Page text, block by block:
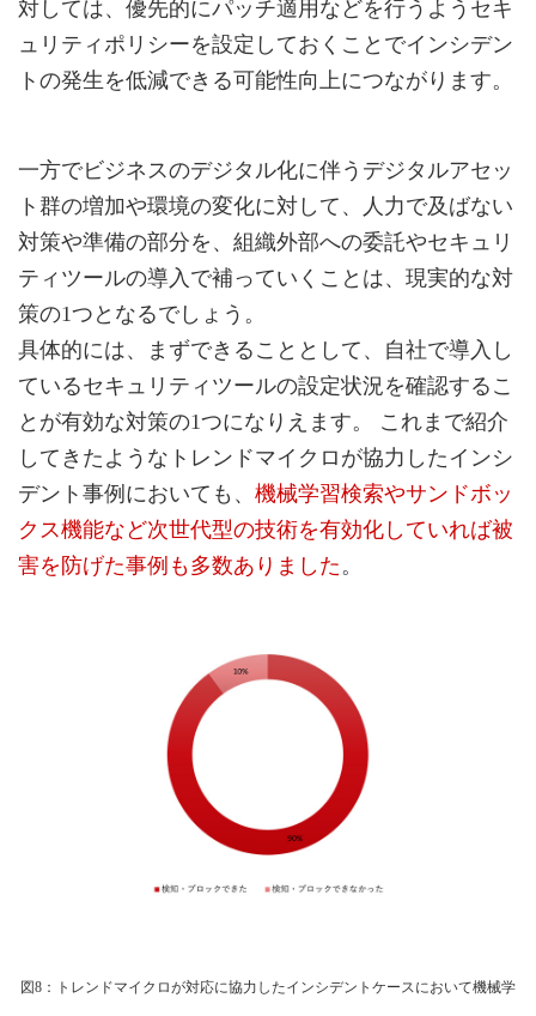
対しては、優先的にパッチ適用などを行うようセキ
ュリティポリシーを設定しておくことでインシデン
トの発生を低減できる可能性向上につながります。
一方でビジネスのデジタル化に伴うデジタルアセッ
ト群の増加や環境の変化に対して、人力で及ばない
対策や準備の部分を、組織外部への委託やセキュリ
ティツールの導入で補っていくことは、現実的な対
策の1つとなるでしょう。
具体的には、まずできることとして、自社で導入し
ているセキュリティツールの設定状況を確認するこ
とが有効な対策の1つになりえます。 これまで紹介
してきたようなトレンドマイクロが協力したインシ
デント事例においても、 機械学習検索やサンドボッ
クス機能など次世代型の技術を有効化していれば被
害を防げた事例も多数ありました 。
図8：トレンドマイクロが対応に協力したインシデントケースにおいて機械学